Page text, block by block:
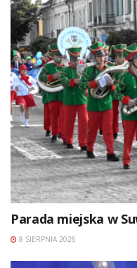
Parada miejska w
8 SIERPNIA 2026